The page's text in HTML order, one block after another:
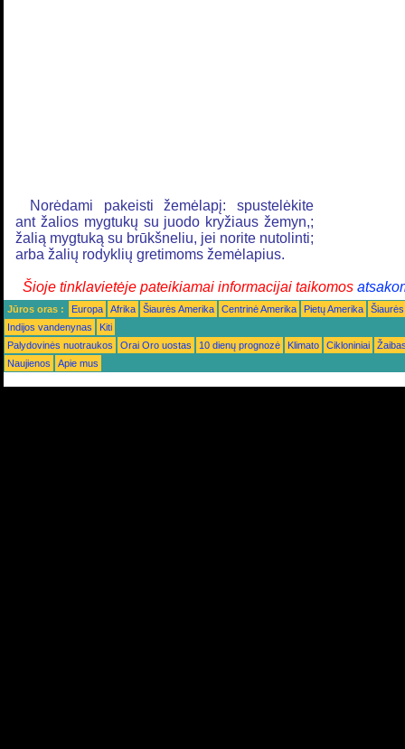
Norėdami pakeisti žemėlapį: spustelėkite
ant žalios mygtukų su juodo kryžiaus žemyn,;
žalią mygtuką su brūkšneliu, jei norite nutolinti;
arba žalių rodyklių gretimoms žemėlapius.
Šioje tinklavietėje pateikiamai informacijai taikomos
Jūros oras : Europa Afrika Šiaurės Amerika Centrinė Amerika Pietų Amerika
Indijos vandenynas
Kiti
Palydovinės nuotraukos
Orai Oro uostas 10 dienų prognozė Klimato Cikloniniai
Naujienos
Apie mus